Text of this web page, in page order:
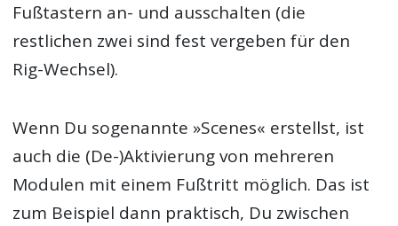
Fußtastern an- und ausschalten (die
restlichen zwei sind fest vergeben für den
Rig-Wechsel).
Wenn Du sogenannte »Scenes« erstellst, ist
auch die (De-)Aktivierung von mehreren
Modulen mit einem Fußtritt möglich. Das ist
zum Beispiel dann praktisch, Du zwischen